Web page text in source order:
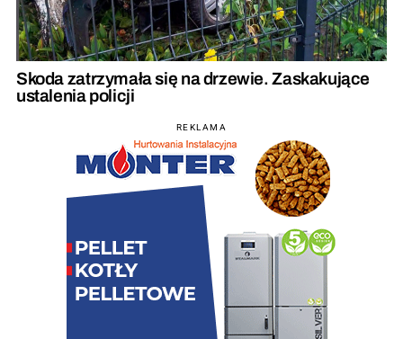
Skoda zatrzymała się na drzewie. Zaskakujące
ustalenia policji
REKLAMA